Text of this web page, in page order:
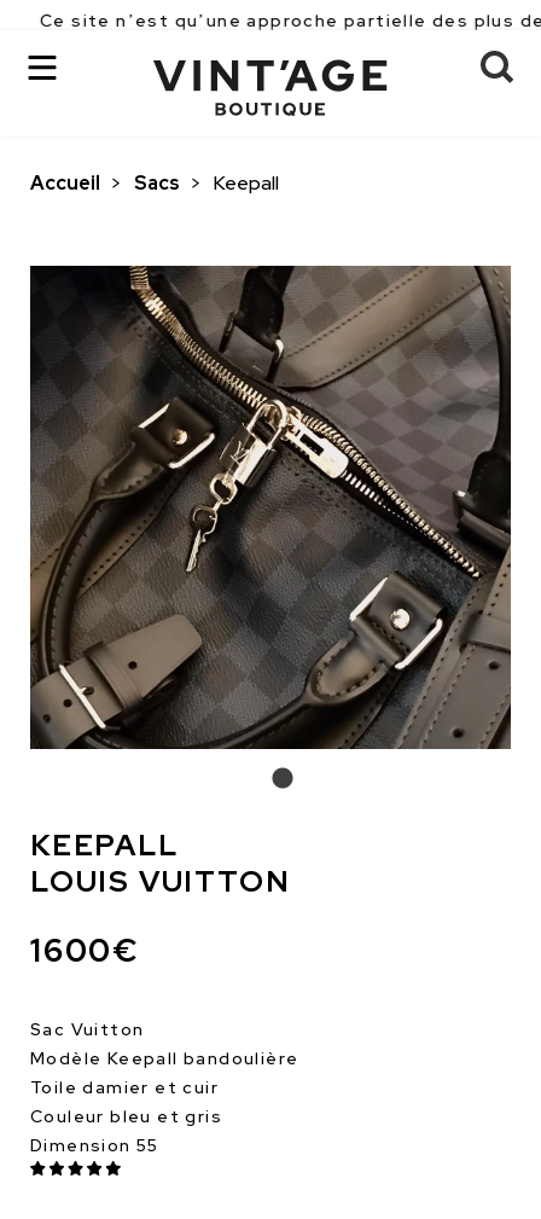
n’est qu’une approche partielle des plus de 2500
Accueil > Sacs > Keepall
KEEPALL
LOUIS VUITTON
1600€
Sac Vuitton
Modèle Keepall bandoulière
Toile damier et cuir
Couleur bleu et gris
Dimension 55